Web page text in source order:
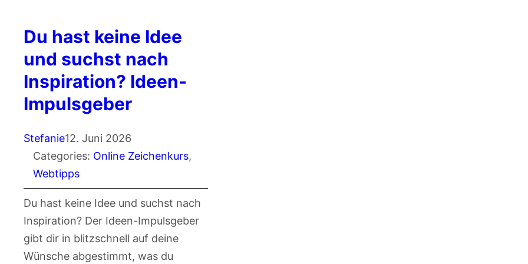
Du hast keine Idee
und suchst nach
Inspiration? Ideen-
Impulsgeber
Stefanie12. Juni 2026
Categories: Online Zeichenkurs
Webtipps
Du hast keine Idee und suchst nach
Inspiration? Der Ideen-Impulsgeber
gibt dir in blitzschnell auf deine
Wünsche abgestimmt, was du